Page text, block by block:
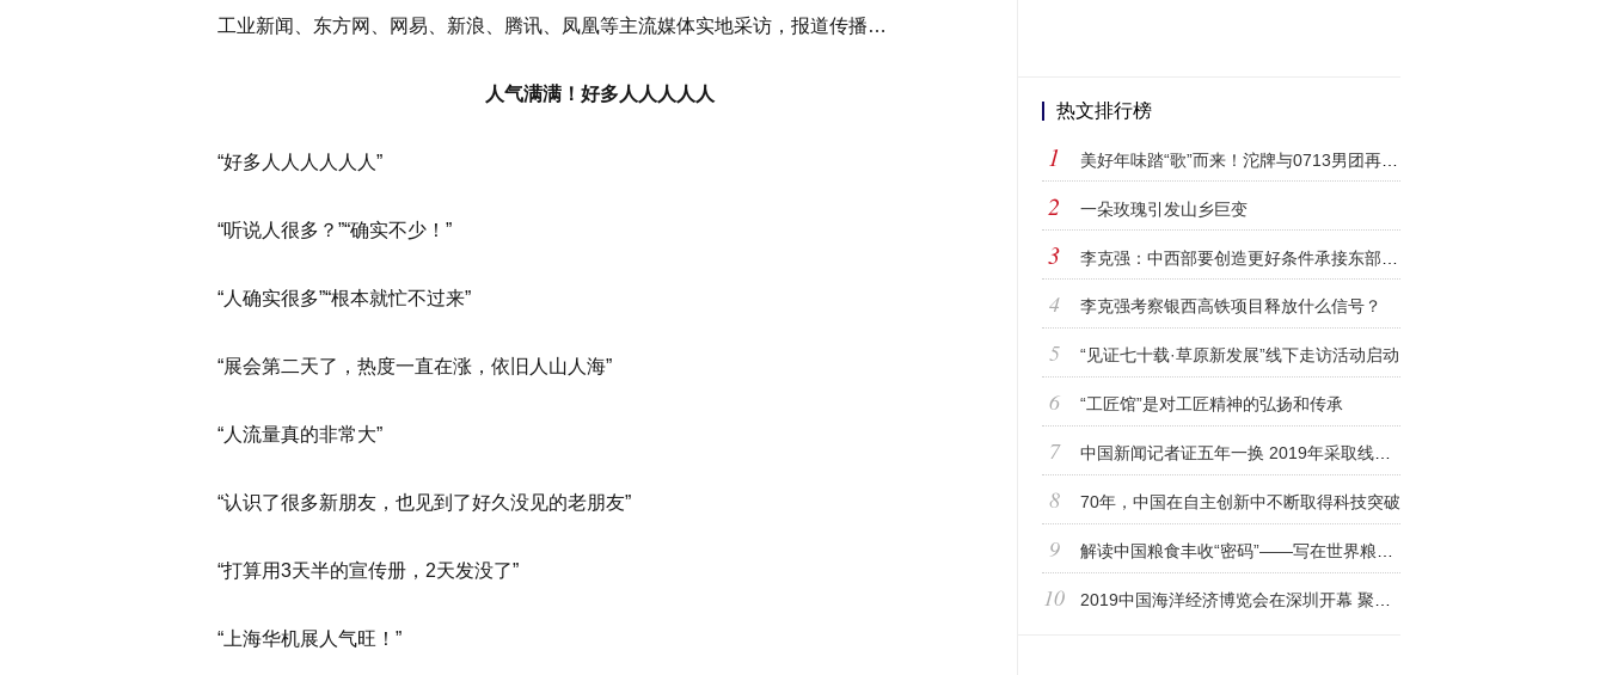
工业新闻、东方网、网易、新浪、腾讯、凤凰等主流媒体实地采访，报道传播…
人气满满！好多人人人人人
“好多人人人人人人”
“听说人很多？”“确实不少！”
“人确实很多”“根本就忙不过来”
“展会第二天了，热度一直在涨，依旧人山人海”
“人流量真的非常大”
“认识了很多新朋友，也见到了好久没见的老朋友”
“打算用3天半的宣传册，2天发没了”
“上海华机展人气旺！”
热文排行榜
1 美好年味踏“歌”而来！沱牌与0713男团再合作，经
2 一朵玫瑰引发山乡巨变
3 李克强：中西部要创造更好条件承接东部产业转移
4 李克强考察银西高铁项目释放什么信号？
5 “见证七十载·草原新发展”线下走访活动启动
6 “工匠馆”是对工匠精神的弘扬和传承
7 中国新闻记者证五年一换 2019年采取线上线下两种
8 70年，中国在自主创新中不断取得科技突破
9 解读中国粮食丰收“密码”——写在世界粮食日到来
10 2019中国海洋经济博览会在深圳开幕 聚焦科技创新